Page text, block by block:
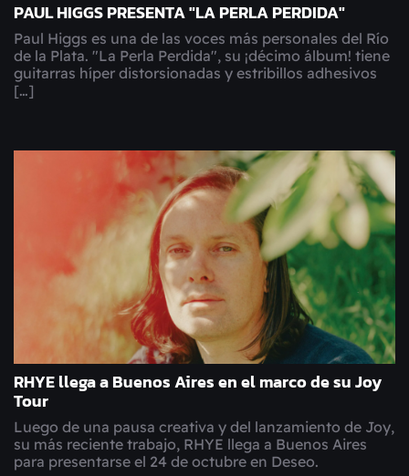
PAUL HIGGS PRESENTA "LA PERLA PERDIDA"
Paul Higgs es una de las voces más personales del Río
de la Plata. "La Perla Perdida", su ¡décimo álbum! tiene
guitarras híper distorsionadas y estribillos adhesivos
[…]
RHYE llega a Buenos Aires en el marco de su Joy
Tour
Luego de una pausa creativa y del lanzamiento de Joy,
su más reciente trabajo, RHYE llega a Buenos Aires
para presentarse el 24 de octubre en Deseo.